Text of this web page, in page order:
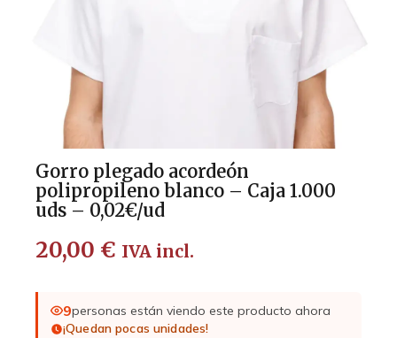
Gorro plegado acordeón
polipropileno blanco – Caja 1.000
uds – 0,02€/ud
20,00 € IVA incl.
9personas están viendo este producto ahora
¡Quedan pocas unidades!